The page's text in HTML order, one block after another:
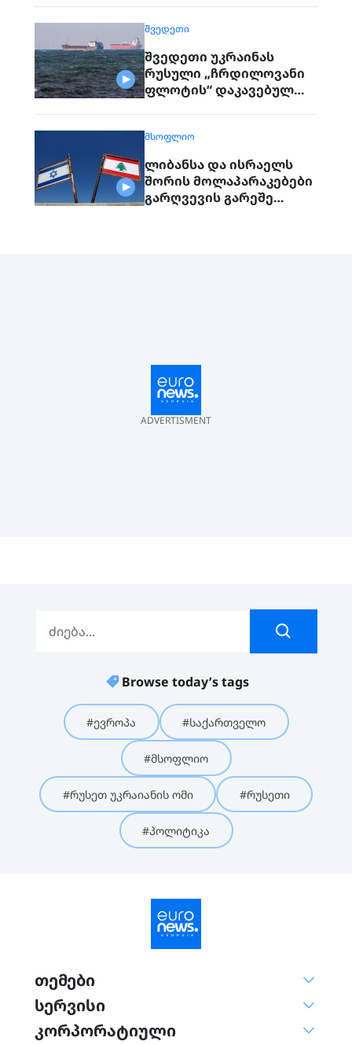
ᲨᲕᲔᲓᲔᲗᲘ
შვედეთი უკრაინას
რუსული „ჩრდილოვანი
ფლოტის“ დაკავებულ
ᲛᲡᲝᲤᲚᲘᲝ
ლიბანსა და ისრაელს
შორის მოლაპარაკებები
გარღვევის გარეშე
ADVERTISMENT
Browse today’s tags
#ევროპა #საქართველო
#მსოფლიო
#რუსეთ უკრაიანის ომი #რუსეთი
#პოლიტიკა
თემები
სერვისი
კორპორატიული